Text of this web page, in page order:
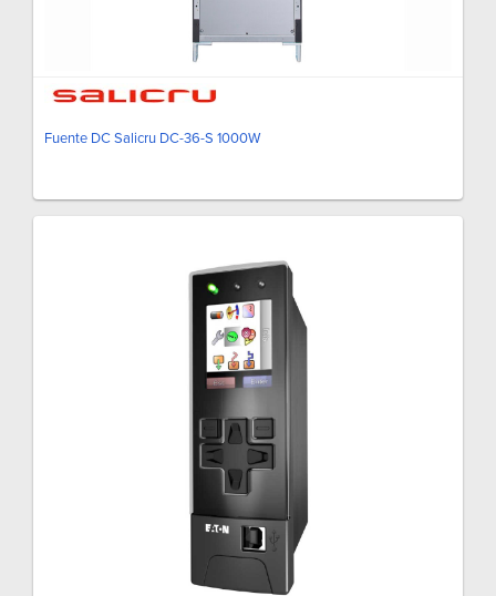
Fuente DC Salicru DC-36-S 1000W